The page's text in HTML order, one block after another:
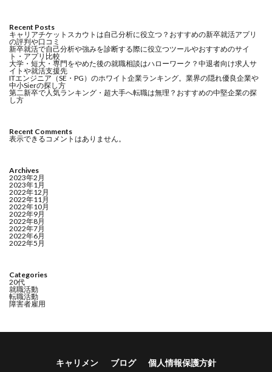
Recent Posts
キャリアチケットスカウトは自己分析に役立つ？おすすめの新卒就活アプリ
の評判や口コミ
新卒就活で自己分析や強みを診断する際に役立つツールやおすすめのサイ
ト・アプリ比較
大学・短大・専門をやめた後の就職相談はハローワーク？中退者向け求人サ
イトや就活支援先
ITエンジニア（SE・PG）のホワイト企業ランキング。業界の隠れ優良企業や
中小Sierの探し方
第二新卒で人気ランキング・超大手へ転職は無理？おすすめの中堅企業の探
し方
Recent Comments
表示できるコメントはありません。
Archives
2023年2月
2023年1月
2022年12月
2022年11月
2022年10月
2022年9月
2022年8月
2022年7月
2022年6月
2022年5月
Categories
20代
就職活動
転職活動
障害者雇用
キャリメン ブログ
個人情報保護方針